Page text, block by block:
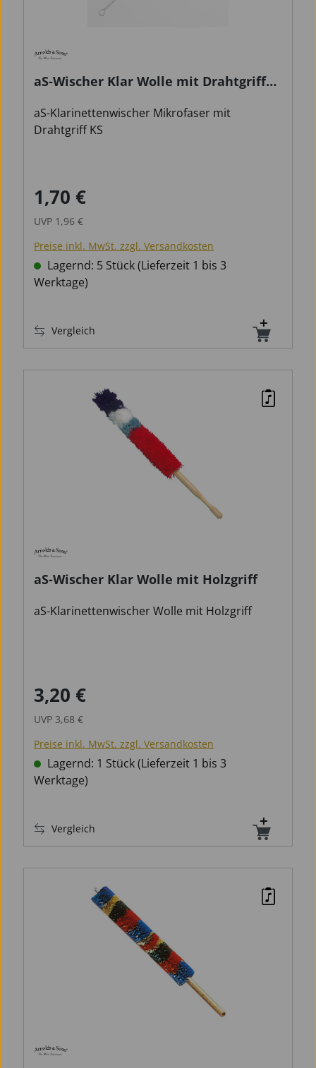
aS-Wischer Klar Wolle mit Drahtgriff
aS-Klarinettenwischer Mikrofaser mit
Drahtgriff KS
Verkaufspreis:
1,70 €
UVP 1,96 €
Preise inkl. MwSt. zzgl. Versandkosten
Lagernd: 5 Stück (Lieferzeit 1 bis 3
Werktage)
Vergleich
aS-Wischer Klar Wolle mit Holzgriff
aS-Klarinettenwischer Wolle mit Holzgriff
Verkaufspreis:
3,20 €
UVP 3,68 €
Preise inkl. MwSt. zzgl. Versandkosten
Lagernd: 1 Stück (Lieferzeit 1 bis 3
Werktage)
Vergleich